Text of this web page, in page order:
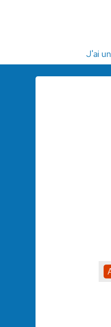
J'ai